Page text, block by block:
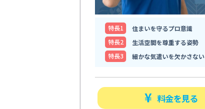
特⻑1
住まいを守るプロ意識
特⻑2
生活空間を尊重する姿勢
特⻑3
細かな気遣いを欠かさない
料金を見る